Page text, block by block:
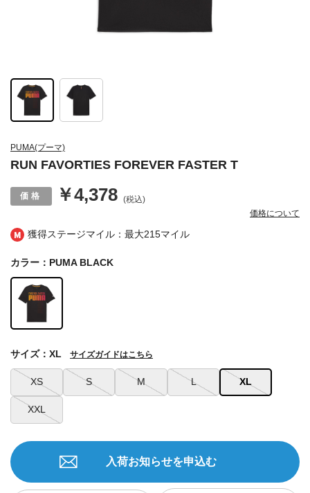
獲得ステージマイル：最大215マイル
PUMA(プーマ)
RUN FAVORTIES FOREVER FASTER T
￥4,378 (税込)
価格について
カラー：PUMA BLACK
XS S M L XL
XXL
サイズ：XL サイズガイドはこちら
入荷お知らせを申込む